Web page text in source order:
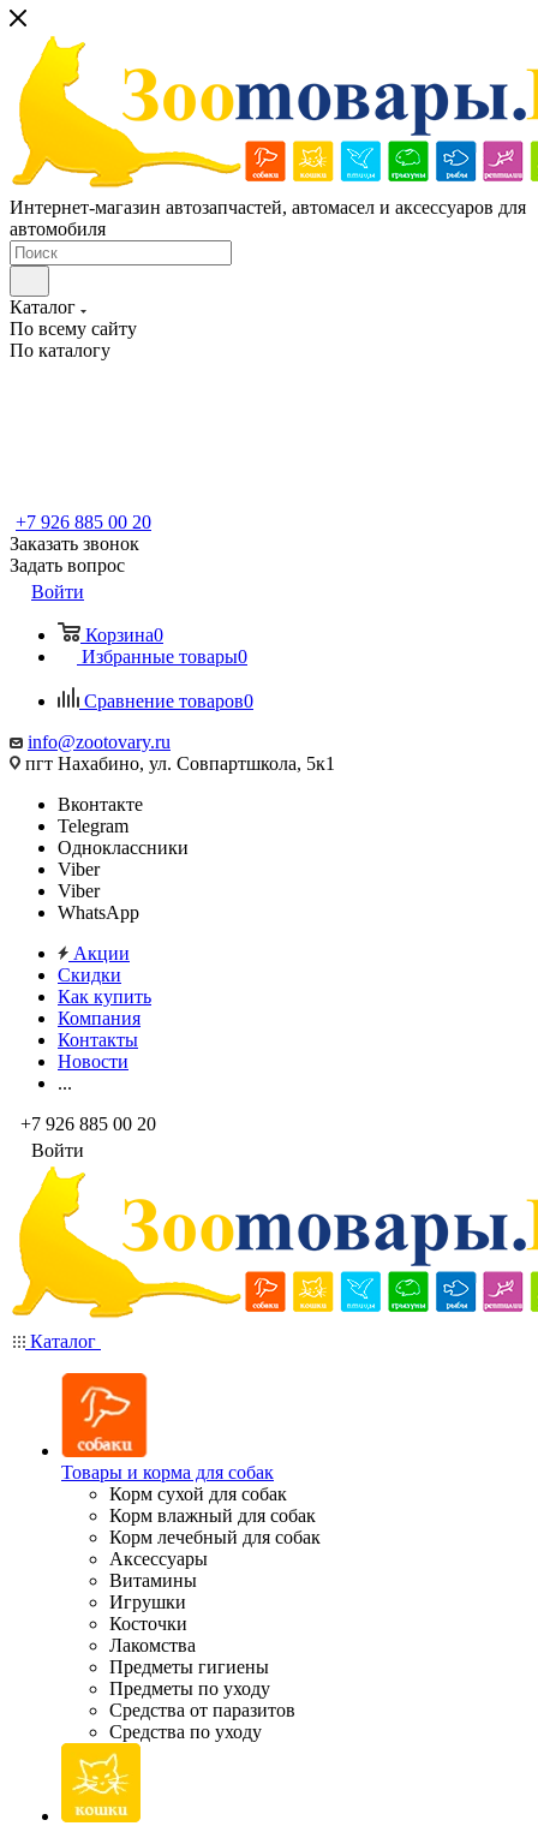
Интернет-магазин автозапчастей, автомасел и аксессуаров для
автомобиля
Каталог
По всему сайту
По каталогу
+7 926 885 00 20
Заказать звонок
Задать вопрос
Войти
Корзина0
Избранные товары0
Сравнение товаров0
info@zootovary.ru
пгт Нахабино, ул. Совпартшкола, 5к1
Вконтакте
Telegram
Одноклассники
Viber
Viber
WhatsApp
Акции
Скидки
Как купить
Компания
Контакты
Новости
...
+7 926 885 00 20
Войти
Каталог
Товары и корма для собак
Корм сухой для собак
Корм влажный для собак
Корм лечебный для собак
Аксессуары
Витамины
Игрушки
Косточки
Лакомства
Предметы гигиены
Предметы по уходу
Средства от паразитов
Средства по уходу